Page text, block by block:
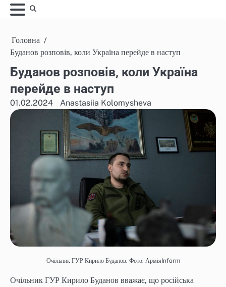
Skip
to
Головна
Буданов розповів, коли Україна перейде в наступ
Буданов розповів, коли Україна
перейде в наступ
01.02.2024 Anastasiia Kolomysheva
Очільник ГУР Кирило Буданов. Фото: АрміяInform
Очільник ГУР Кирило Буданов вважає, що російська